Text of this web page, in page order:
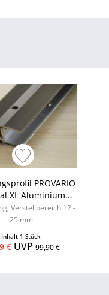
PROVARIO
XL Aluminium...
Verstellbereich 12 -
25 mm
Inhalt 1 Stück
€UVP 99,90 €